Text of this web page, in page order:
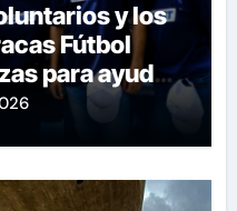
y los
Fútbol
para ayudar